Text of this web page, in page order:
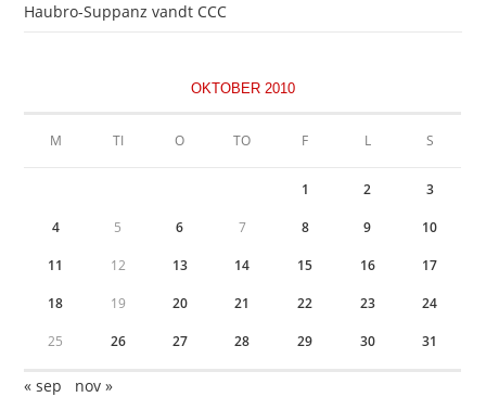
Haubro-Suppanz vandt CCC
OKTOBER 2010
M TI O TO F L S
1 2 3
4 5 6 7 8 9 10
11 12 13 14 15 16 17
18 19 20 21 22 23 24
25 26 27 28 29 30 31
« sep nov »